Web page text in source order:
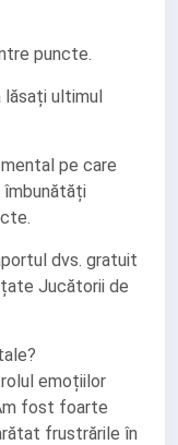
puncte.
lăsați ultimul
pe care
îmbunătăți
dvs. gratuit
Jucătorii de
emoțiilor
fost foarte
frustrările în